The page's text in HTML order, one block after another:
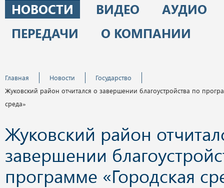
НОВОСТИ ВИДЕО
АУДИО
ПЕРЕДАЧИ
О КОМПАНИИ
Главная Новости
Государство
Жуковский район отчитался о завершении благоустройства по
среда»
Жуковский район
завершении
программе «Городская